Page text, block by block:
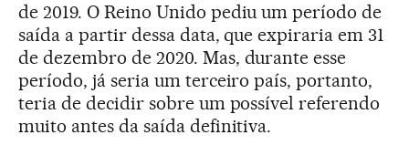
de 2019. O Reino Unido pediu um período de
saída a partir dessa data, que expiraria em 31
de dezembro de 2020. Mas, durante esse
período, já seria um terceiro país, portanto,
teria de decidir sobre um possível referendo
muito antes da saída definitiva.